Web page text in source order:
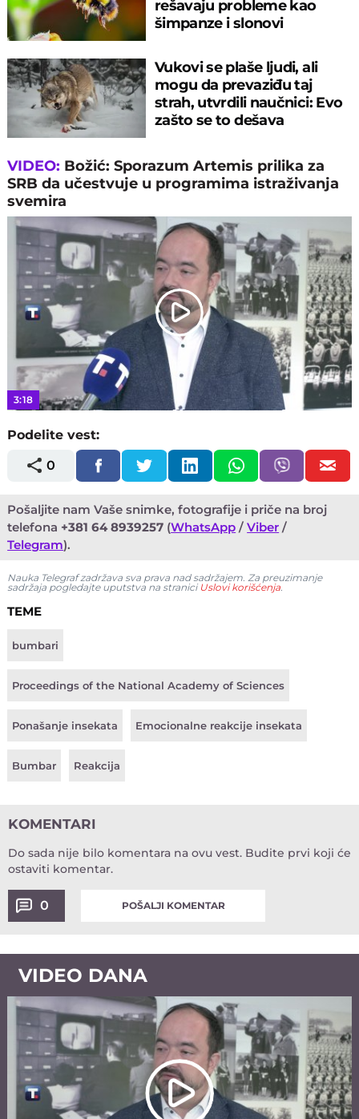
rešavaju probleme kao
šimpanze i slonovi
Vukovi se plaše ljudi, ali
mogu da prevaziđu taj
strah, utvrdili naučnici: Evo
zašto se to dešava
VIDEO: Božić: Sporazum Artemis prilika za
SRB da učestvuje u programima istraživanja
svemira
Play
Video
3:18
Podelite vest:
0
Pošaljite nam Vaše snimke, fotografije i priče na broj
telefona +381 64 8939257 (WhatsApp /Viber /
Telegram).
Nauka Telegraf zadržava sva prava nad sadržajem. Za preuzimanje
sadržaja pogledajte uputstva na stranici Uslovi korišćenja
TEME
bumbari
Proceedings of the National Academy of Sciences
Ponašanje insekata Emocionalne reakcije insekata
Bumbar Reakcija
KOMENTARI
Do sada nije bilo komentara na ovu vest. Budite prvi koji će
ostaviti komentar.
0 POŠALJI KOMENTAR
VIDEO DANA